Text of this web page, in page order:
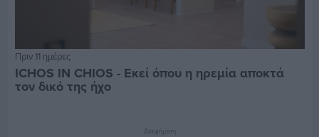
Πριν 11 ημέρες
ICHOS IN CHIOS - Εκεί όπου η ηρεμία αποκτά
τον δικό της ήχο
Διαφήμιση